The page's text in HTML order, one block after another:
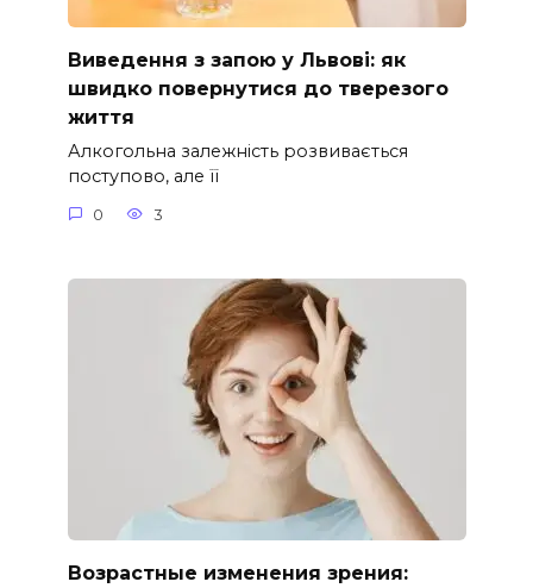
Виведення з запою у Львові: як
швидко повернутися до тверезого
життя
Алкогольна залежність розвивається
поступово, але її
0 3
Возрастные изменения зрения: